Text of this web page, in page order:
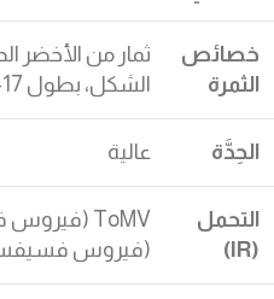
خصائص
الثمرة
ثمار من الأخضر
الشكل، بطول 17-20 سم.
الحِدَّة عالية
التحمل
(IR)
(فيروس